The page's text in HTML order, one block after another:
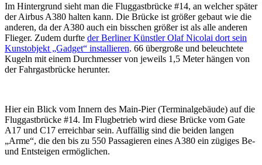
Im Hintergrund sieht man die Fluggastbrücke #14, an welcher später
der Airbus A380 halten kann. Die Brücke ist größer gebaut wie die
anderen, da der A380 auch ein bisschen größer ist als alle anderen
Flieger. Zudem durfte der Berliner Künstler Olaf Nicolai dort sein
Kunstobjekt „Gadget“ installieren. 66 übergroße und beleuchtete
Kugeln mit einem Durchmesser von jeweils 1,5 Meter hängen von
der Fahrgastbrücke herunter.
Hier ein Blick vom Innern des Main-Pier (Terminalgebäude) auf die
Fluggastbrücke #14. Im Flugbetrieb wird diese Brücke vom Gate
A17 und C17 erreichbar sein. Auffällig sind die beiden langen
„Arme“, die den bis zu 550 Passagieren eines A380 ein zügiges Be-
und Entsteigen ermöglichen.